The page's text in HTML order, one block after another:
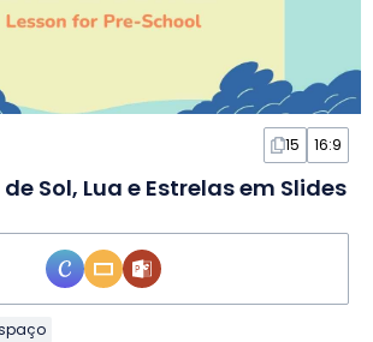
15 16:9
Sol, Lua e Estrelas em Slides